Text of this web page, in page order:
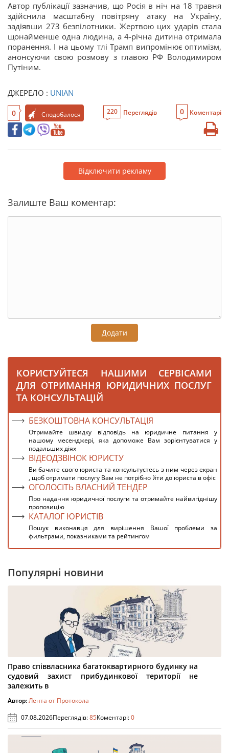
Автор публікації зазначив, що Росія в ніч на 18 травня
здійснила масштабну повітряну атаку на Україну,
задіявши 273 безпілотники. Жертвою цих ударів стала
щонайменше одна людина, а 4-річна дитина отримала
поранення. І на цьому тлі Трамп випромінює оптимізм,
анонсуючи свою розмову з главою РФ Володимиром
Путіним.
ДЖЕРЕЛО : UNIAN
0 Сподобалося 220 Переглядів 0 Коментарі
Відключити рекламу
Залиште Ваш коментар:
Додати
КОРИСТУЙТЕСЯ НАШИМИ СЕРВІСАМИ
ДЛЯ ОТРИМАННЯ ЮРИДИЧНИХ ПОСЛУГ
ТА КОНСУЛЬТАЦІЙ
БЕЗКОШТОВНА КОНСУЛЬТАЦІЯ
Отримайте швидку відповідь на юридичне питання у
нашому месенджері, яка допоможе Вам зорієнтуватися у
подальших діях
ВІДЕОДЗВІНОК ЮРИСТУ
Ви бачите свого юриста та консультуєтесь з ним через екран
, щоб отримати послугу Вам не потрібно йти до юриста в офіс
ОГОЛОСІТЬ ВЛАСНИЙ ТЕНДЕР
Про надання юридичної послуги та отримайте найвигіднішу
пропозицію
КАТАЛОГ ЮРИСТІВ
Пошук виконавця для вирішення Вашої проблеми за
фильтрами, показниками та рейтингом
Популярні новини
Право співвласника багатоквартирного будинку на
судовий захист прибудинкової території не
залежить в
Автор:Лента от Протокола
07.08.2026Переглядів:85Коментарі:0